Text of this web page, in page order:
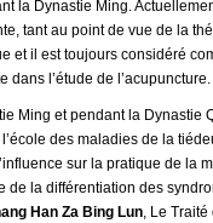
la Dynastie Ming.
tant au point de vue de la
et il est toujours considéré
dans l’étude de l’acupuncture.
Ming et pendant la Dynastie
des maladies de la
sur la pratique de la
de la différentiation des
Han Za Bing Lun, Le Traité